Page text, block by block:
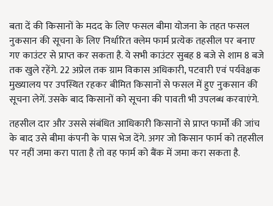
बता दें की किसानों के मदद के लिए फसल बीमा योजना के तहत फसल
नुकसान की सूचना के लिए निर्धारित क्लेम फार्म प्रत्येक तहसील पर बनाए
गए काउंटर से प्राप्त कर सकता है. ये सभी काउंटर सुबह 8 बजे से शाम 8 बजे
तक खुले रहेंगे. 22 अप्रेल तक ग्राम विकास अधिकारी, पटवारी एवं पर्यवेक्षक
मुख्यालय पर उपस्थित रहकर बीमित किसानों से फसल में हुए नुकसान की
सूचना लेगें. उसके बाद किसानों को सूचना की पावती भी उपलब्ध करवाएंगे.
तहसील दार और उससे संबंधित आधिकारी किसानों से प्राप्त फार्मों की जांच
के बाद उसे बीमा कंपनी के पास भेज देंगे. अगर जो किसान फार्म को तहसील
पर नहीं जमा करा पाता है तो वह फार्म को बैंक में जमा करा सकता है.